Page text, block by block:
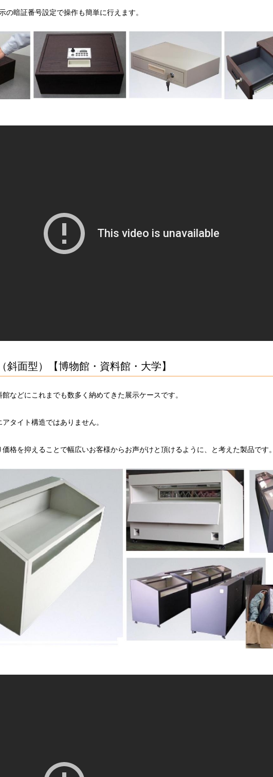
の暗証番号設定で操作も簡単に行えます。
斜面型）【博物館・資料館・大学】
などにこれまでも数多く納めてきた展示ケースです。
タイト構造ではありません。
格を抑えることで幅広いお客様からお声がけと頂けるように、と考えた製品です。